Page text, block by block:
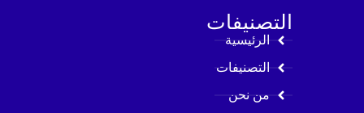
التصنيفات
الرئيسية
التصنيفات
من نحن